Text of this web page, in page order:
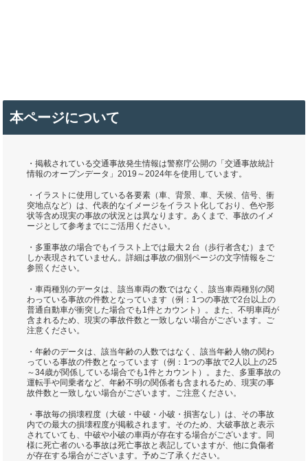
本ページについて
・掲載されている交通事故発生情報は警察庁公開の「交通事故統計
情報のオープンデータ」2019～2024年を使用しています。
・イラストに使用している各要素（車、背景、車、天候、信号、衝
突地点など）は、代表的なイメージをイラスト化しており、色や形
状等含め現実の事故の状況とは異なります。あくまで、事故のイメ
ージとして参考までにご活用ください。
・多重事故の場合でもイラスト上では最大２台（歩行者含む）まで
しか表現されていません。詳細は事故の個別ページの文字情報をご
参照ください。
・車両種別のデータは、該当車両の数ではなく、該当車両種別の関
わっている事故の件数となっています（例：1つの事故で2台以上の
普通自動車が衝突した場合でも1件とカウント）。また、不明車両が
含まれるため、現実の事故件数と一致しない場合がございます。ご
注意ください。
・年齢のデータは、該当年齢の人数ではなく、該当年齢人物の関わ
っている事故の件数となっています（例：1つの事故で2人以上の25
～34歳が関係している場合でも1件とカウント）。また、多重事故の
運転手や同乗者など、年齢不明の関係者も含まれるため、現実の事
故件数と一致しない場合がございます。ご注意ください。
・事故毎の損壊程度（大破・中破・小破・損害なし）は、その事故
内での最大の損壊程度が掲載されます。そのため、大破事故と表示
されていても、中破や小破の車両が存在する場合がございます。同
様に死亡者のいる事故は死亡事故と表記していますが、他に負傷者
が存在する場合がございます。予めご了承ください。